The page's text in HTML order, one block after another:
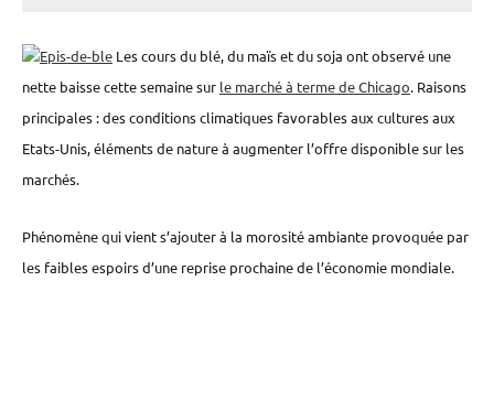
Les cours du blé, du maïs et du soja ont observé une
nette baisse cette semaine sur le marché à terme de Chicago. Raisons
principales : des conditions climatiques favorables aux cultures aux
Etats-Unis, éléments de nature à augmenter l’offre disponible sur les
marchés.
Phénomène qui vient s’ajouter à la morosité ambiante provoquée par
les faibles espoirs d’une reprise prochaine de l’économie mondiale.